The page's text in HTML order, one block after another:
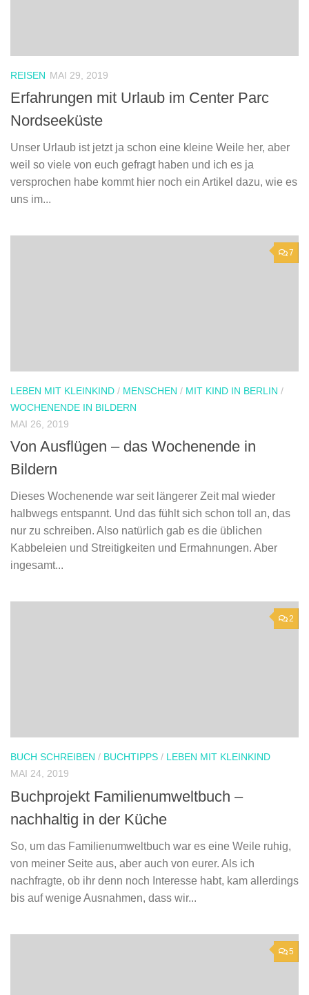
REISEN MAI 29, 2019
Erfahrungen mit Urlaub im Center Parc
Nordseeküste
Unser Urlaub ist jetzt ja schon eine kleine Weile her, aber
weil so viele von euch gefragt haben und ich es ja
versprochen habe kommt hier noch ein Artikel dazu, wie es
uns im...
7
LEBEN MIT KLEINKIND / MENSCHEN / MIT KIND IN BERLIN /
WOCHENENDE IN BILDERN
MAI 26, 2019
Von Ausflügen – das Wochenende in
Bildern
Dieses Wochenende war seit längerer Zeit mal wieder
halbwegs entspannt. Und das fühlt sich schon toll an, das
nur zu schreiben. Also natürlich gab es die üblichen
Kabbeleien und Streitigkeiten und Ermahnungen. Aber
ingesamt...
2
BUCH SCHREIBEN / BUCHTIPPS / LEBEN MIT KLEINKIND
MAI 24, 2019
Buchprojekt Familienumweltbuch –
nachhaltig in der Küche
So, um das Familienumweltbuch war es eine Weile ruhig,
von meiner Seite aus, aber auch von eurer. Als ich
nachfragte, ob ihr denn noch Interesse habt, kam allerdings
bis auf wenige Ausnahmen, dass wir...
5